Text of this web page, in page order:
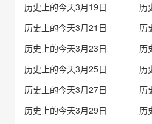
历史上的今天3月19日
历
历史上的今天3月21日
历
历史上的今天3月23日
历
历史上的今天3月25日
历
历史上的今天3月27日
历
历史上的今天3月29日
历